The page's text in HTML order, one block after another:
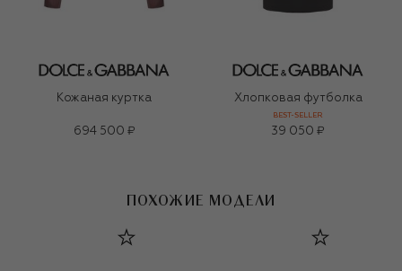
Кожаная куртка
694 500 ₽
Хлопковая футболка
BEST-SELLER
39 050 ₽
ПОХОЖИЕ МОДЕЛИ